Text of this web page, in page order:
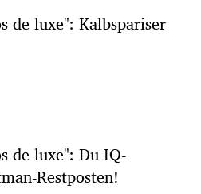
de luxe": Kalbspariser
de luxe": Du IQ-
Restposten!